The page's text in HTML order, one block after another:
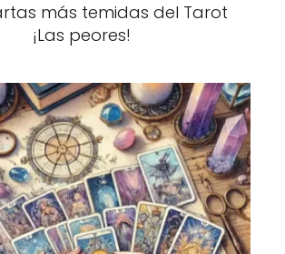
más temidas del Tarot
¡Las peores!